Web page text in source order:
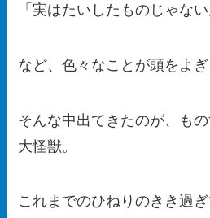
「実はたいしたものじゃな
など、色々なことが頭をよぎ
そんな中出てきたのが、も
大怪獣。
これまでのひねりのきき過